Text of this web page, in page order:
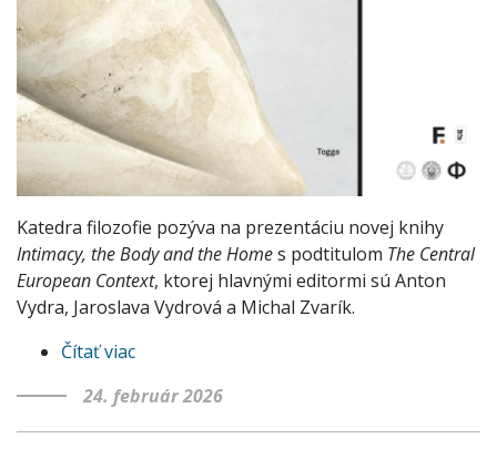
Katedra filozofie pozýva na prezentáciu novej knihy
Intimacy, the Body and the Homes podtitulom The Central
European Context, ktorej hlavnými editormi sú Anton
Vydra, Jaroslava Vydrová a Michal Zvarík.
Čítať viac
knihy
Intimacy,
24. február 2026